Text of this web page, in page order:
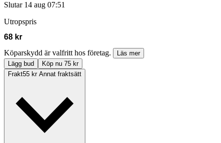
Slutar 14 aug 07:51
Utropspris
68 kr
Köparskydd är valfritt hos företag.
Läs mer
Lägg bud
Köp nu 75 kr
Frakt55 kr Annat fraktsätt